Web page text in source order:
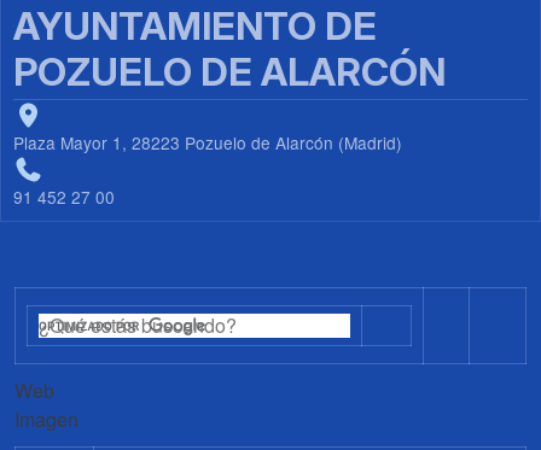
AYUNTAMIENTO DE
POZUELO DE ALARCÓN
Plaza Mayor 1, 28223 Pozuelo de Alarcón (Madrid)
91 452 27 00
Web
Imagen